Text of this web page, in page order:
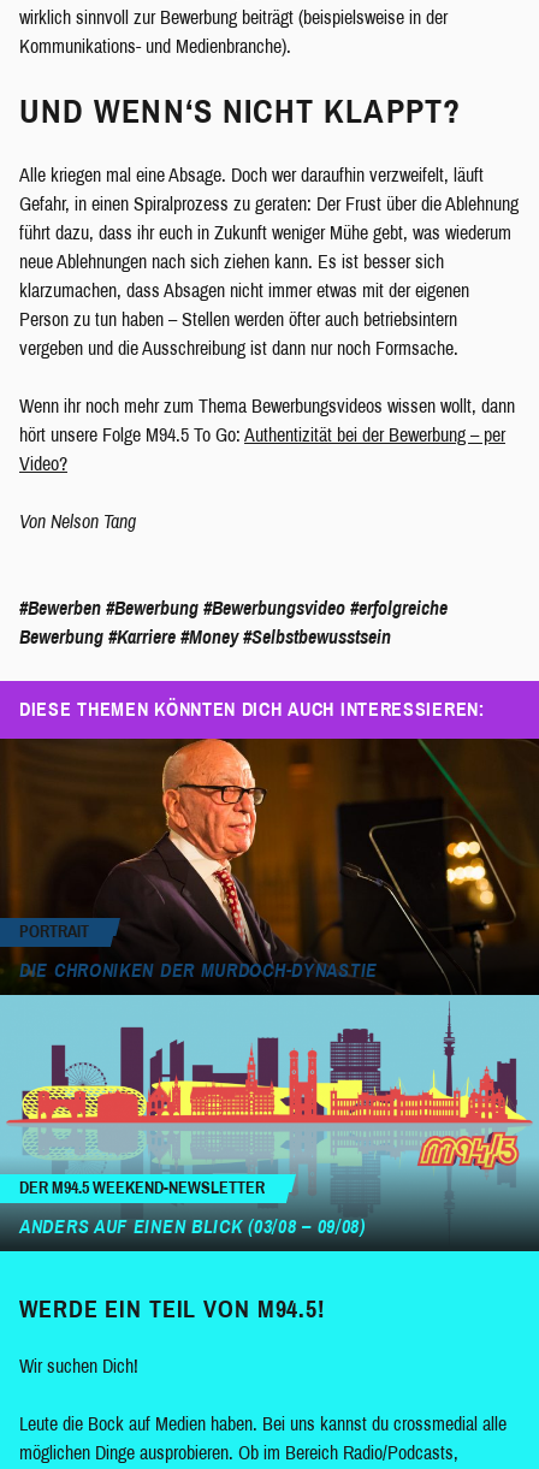
wirklich sinnvoll zur Bewerbung beiträgt (beispielsweise in der
Kommunikations- und Medienbranche).
UND WENN‘S NICHT KLAPPT?
Alle kriegen mal eine Absage. Doch wer daraufhin verzweifelt, läuft
Gefahr, in einen Spiralprozess zu geraten: Der Frust über die Ablehnung
führt dazu, dass ihr euch in Zukunft weniger Mühe gebt, was wiederum
neue Ablehnungen nach sich ziehen kann. Es ist besser sich
klarzumachen, dass Absagen nicht immer etwas mit der eigenen
Person zu tun haben – Stellen werden öfter auch betriebsintern
vergeben und die Ausschreibung ist dann nur noch Formsache.
Wenn ihr noch mehr zum Thema Bewerbungsvideos wissen wollt, dann
hört unsere Folge M94.5 To Go: Authentizität bei der Bewerbung – per
Video?
Von Nelson Tang
#Bewerben #Bewerbung #Bewerbungsvideo #erfolgreiche
Bewerbung #Karriere #Money #Selbstbewusstsein
DIESE THEMEN KÖNNTEN DICH AUCH INTERESSIEREN:
PORTRAIT
DIE CHRONIKEN DER MURDOCH-DYNASTIE
DER M94.5 WEEKEND-NEWSLETTER
ANDERS AUF EINEN BLICK (03/08 – 09/08)
WERDE EIN TEIL VON M94.5!
Wir suchen Dich!
Leute die Bock auf Medien haben. Bei uns kannst du crossmedial alle
möglichen Dinge ausprobieren. Ob im Bereich Radio/Podcasts,